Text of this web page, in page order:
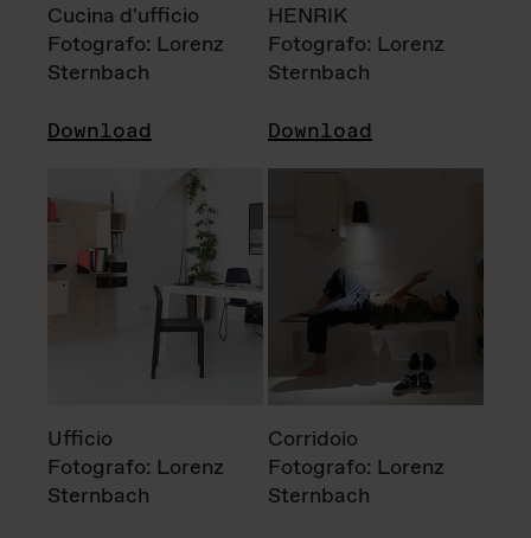
Cucina d'ufficio
Fotografo: Lorenz
Sternbach
Download
HENRIK
Fotografo: Lorenz
Sternbach
Download
Ufficio
Fotografo: Lorenz
Sternbach
Corridoio
Fotografo: Lorenz
Sternbach